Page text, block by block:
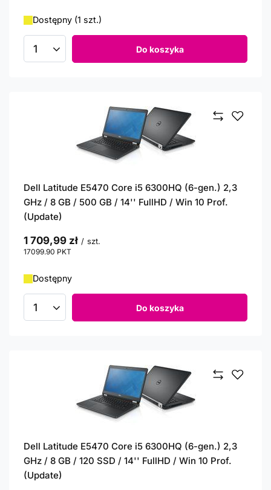
Dostępny (1 szt.)
Ilość produktów Do koszyka
Dell Latitude E5470 Core i5 6300HQ (6-gen.) 2,3
GHz / 8 GB / 500 GB / 14'' FullHD / Win 10 Prof.
(Update)
1 709,99 zł / szt.
17099.90 PKT
Dostępny
Ilość produktów Do koszyka
Dell Latitude E5470 Core i5 6300HQ (6-gen.) 2,3
GHz / 8 GB / 120 SSD / 14'' FullHD / Win 10 Prof.
(Update)